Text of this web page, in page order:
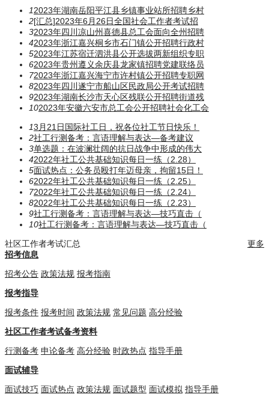
12023年湖南岳阳平江县乡镇事业站所招聘乡村
2[汇总]2023年6月26日全国社会工作者考试招
32023年四川凉山州喜德县总工会面向全州招聘
42023年浙江嘉兴桐乡市石门镇公开招聘行政村
52023年江苏宿迁泗洪县公开选拔两新组织专职
62023年贵州遵义余庆县龙家镇招聘党建联络员
72023年浙江嘉兴海宁市许村镇公开招聘专职网
82023年四川遂宁市船山区民政局公开考试招聘
92023年湖南长沙市天心区残联公开招聘街道残
102023年安徽六安市总工会公开招聘社会化工会
13月21日国际社工日，祝各位社工节日快乐！
2社工行测备考：言语理解与表达—备考建议
3单选题：在波澜壮阔的抗日战争中形成的伟大
42022年社工公共基础知识每日一练（2.28）
5面试热点：公务员殴打年迈母亲，拘留15日！
62022年社工公共基础知识每日一练（2.25）
72022年社工公共基础知识每日一练（2.24）
82022年社工公共基础知识每日一练（2.23）
9社工行测备考：言语理解与表达—技巧直击（
10社工行测备考：言语理解与表达—技巧直击（
社区工作者考试汇总
更多
招考信息
招考公告 政策法规 报考指南
报考指导
报考条件 报考时间 政策法规 常见问题 高分经验
社区工作者考试备考资料
行测备考 申论备考 高分经验 时政热点 指导手册
面试辅导
面试技巧 面试热点 政策法规 面试题型 面试模拟 指导手册